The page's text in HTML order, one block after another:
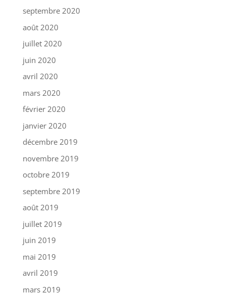
septembre 2020
août 2020
juillet 2020
juin 2020
avril 2020
mars 2020
février 2020
janvier 2020
décembre 2019
novembre 2019
octobre 2019
septembre 2019
août 2019
juillet 2019
juin 2019
mai 2019
avril 2019
mars 2019